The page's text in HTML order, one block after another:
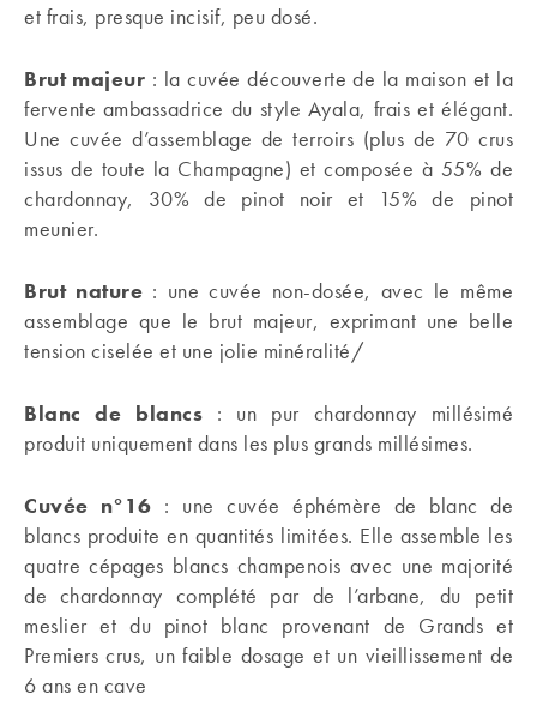
et frais, presque incisif, peu dosé.
Brut majeur : la cuvée découverte de la maison et la
fervente ambassadrice du style Ayala, frais et élégant.
Une cuvée d’assemblage de terroirs (plus de 70 crus
issus de toute la Champagne) et composée à 55% de
chardonnay, 30% de pinot noir et 15% de pinot
meunier.
Brut nature : une cuvée non-dosée, avec le même
assemblage que le brut majeur, exprimant une belle
tension ciselée et une jolie minéralité/
Blanc de blancs : un pur chardonnay millésimé
produit uniquement dans les plus grands millésimes.
Cuvée n°16 : une cuvée éphémère de blanc de
blancs produite en quantités limitées. Elle assemble les
quatre cépages blancs champenois avec une majorité
de chardonnay complété par de l’arbane, du petit
meslier et du pinot blanc provenant de Grands et
Premiers crus, un faible dosage et un vieillissement de
6 ans en cave